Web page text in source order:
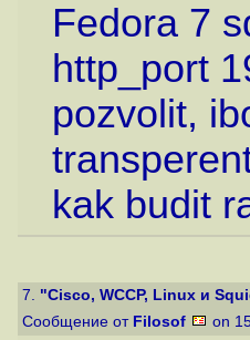
Fedora 7
http_port
pozvolit,
kak budit
7. "Cisco, WCCP, Linux и
Сообщение от Filosof on